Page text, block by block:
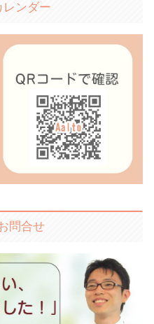
レンダー
問合せ